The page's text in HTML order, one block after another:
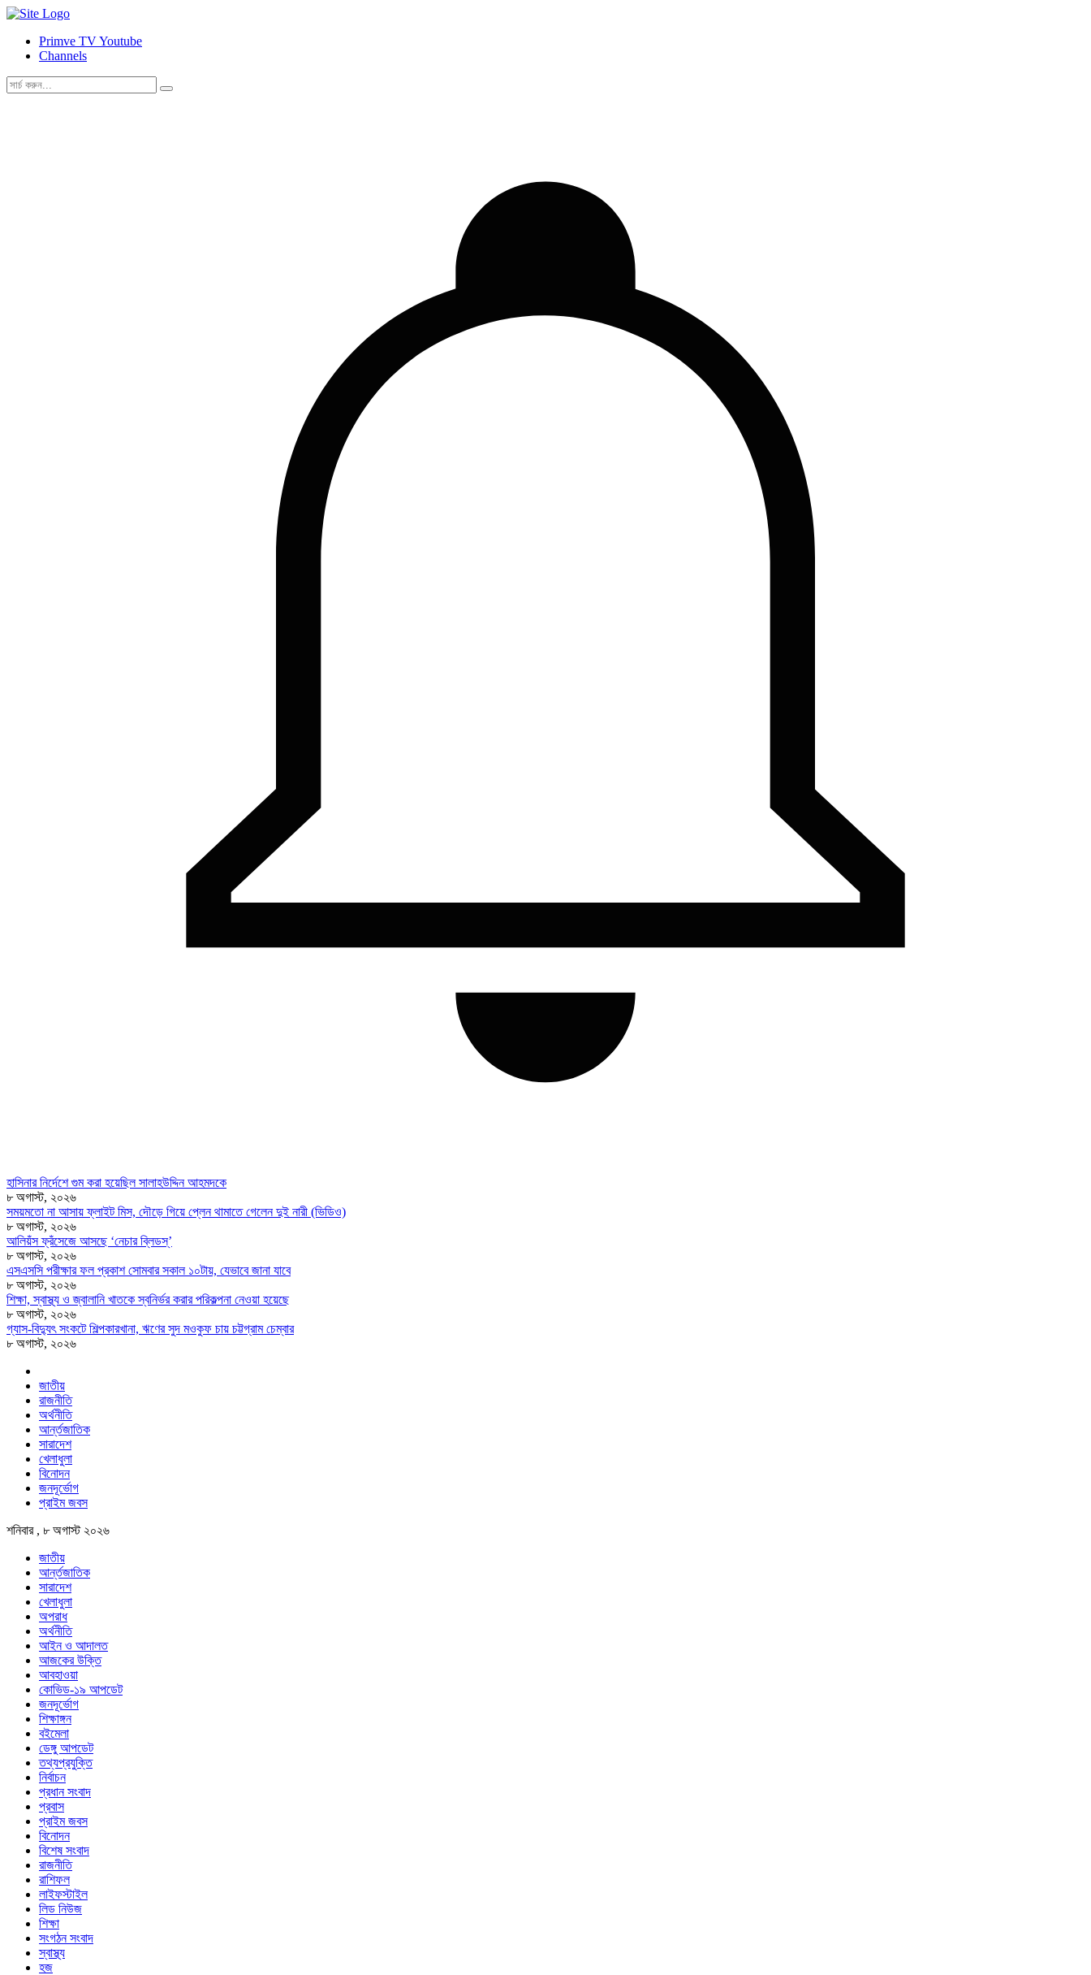
Primve TV Youtube
Channels
হাসিনার নির্দেশে গুম করা হয়েছিল সালাহউদ্দিন আহমদকে
৮ অগাস্ট, ২০২৬
সময়মতো না আসায় ফ্লাইট মিস, দৌড়ে গিয়ে প্লেন থামাতে গেলেন দুই নারী (ভিডিও)
৮ অগাস্ট, ২০২৬
আলিয়ঁস ফ্রঁসেজে আসছে ‘নেচার ব্লিডস্’
৮ অগাস্ট, ২০২৬
এসএসসি পরীক্ষার ফল প্রকাশ সোমবার সকাল ১০টায়, যেভাবে জানা যাবে
৮ অগাস্ট, ২০২৬
শিক্ষা, স্বাস্থ্য ও জ্বালানি খাতকে স্বনির্ভর করার পরিকল্পনা নেওয়া হয়েছে
৮ অগাস্ট, ২০২৬
গ্যাস-বিদ্যুৎ সংকটে শিল্পকারখানা, ঋণের সুদ মওকুফ চায় চট্টগ্রাম চেম্বার
৮ অগাস্ট, ২০২৬
জাতীয়
রাজনীতি
অর্থনীতি
আর্ন্তজাতিক
সারাদেশ
খেলাধুলা
বিনোদন
জনদূর্ভোগ
প্রাইম জবস
শনিবার , ৮ অগাস্ট ২০২৬
জাতীয়
আর্ন্তজাতিক
সারাদেশ
খেলাধুলা
অপরাধ
অর্থনীতি
আইন ও আদালত
আজকের উক্তি
আবহাওয়া
কোভিড-১৯ আপডেট
জনদূর্ভোগ
শিক্ষাঙ্গন
বইমেলা
ডেঙ্গু আপডেট
তথ্যপ্রযুক্তি
নির্বাচন
প্রধান সংবাদ
প্রবাস
প্রাইম জবস
বিনোদন
বিশেষ সংবাদ
রাজনীতি
রাশিফল
লাইফস্টাইল
লিড নিউজ
শিক্ষা
সংগঠন সংবাদ
স্বাস্থ্য
হজ